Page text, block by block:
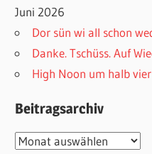
Juni 2026
Dor sün wi all schon
Danke. Tschüss. Auf
High Noon um halb vier
Beitragsarchiv
Beitragsarchiv